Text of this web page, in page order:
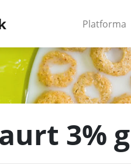
Platforma
3%